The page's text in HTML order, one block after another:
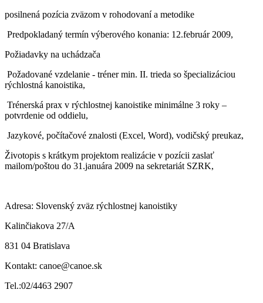
posilnená pozícia zväzom v rohodovaní a metodike
­ Predpokladaný termín výberového konania: 12.február 2009,
Požiadavky na uchádzača
­ Požadované vzdelanie - tréner min. II. trieda so špecializáciou
rýchlostná kanoistika,
­ Trénerská prax v rýchlostnej kanoistike minimálne 3 roky –
potvrdenie od oddielu,
­ Jazykové, počítačové znalosti (Excel, Word), vodičský preukaz,
Životopis s krátkym projektom realizácie v pozícii zaslať
mailom/poštou do 31.januára 2009 na sekretariát SZRK,
Adresa: Slovenský zväz rýchlostnej kanoistiky
Kalinčiakova 27/A
831 04 Bratislava
Kontakt: canoe@canoe.sk
Tel.:02/4463 2907